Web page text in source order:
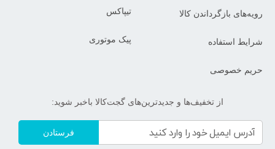
رویه‌های بازگرداندن کالا
شرایط استفاده
حریم خصوصی
تیپاکس
پیک موتوری
از تخفیف‌ها و جدیدترین‌های گجت‌کالا باخبر شوید:
فرستادن